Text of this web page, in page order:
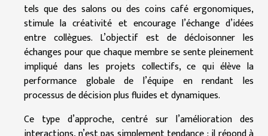
tels que des salons ou des coins café ergonomiques,
stimule la créativité et encourage l’échange d’idées
entre collègues. L’objectif est de décloisonner les
échanges pour que chaque membre se sente pleinement
impliqué dans les projets collectifs, ce qui élève la
performance globale de l’équipe en rendant les
processus de décision plus fluides et dynamiques.
Ce type d’approche, centré sur l’amélioration des